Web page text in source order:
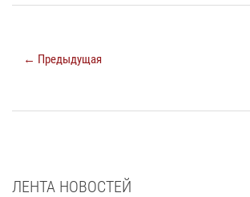
← Предыдущая
ЛЕНТА НОВОСТЕЙ